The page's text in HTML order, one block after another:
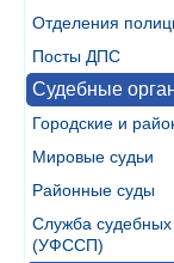
Отделения
Посты ДПС
Судебные
Городские и
Мировые судьи
Районные суды
Служба судебных
(УФССП)